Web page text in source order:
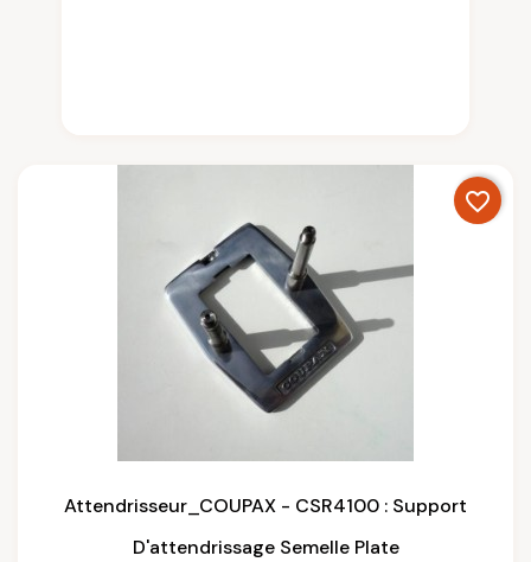
Attendrisseur_COUPAX - CSR4100 : Support
D'attendrissage Semelle Plate
favorite_border